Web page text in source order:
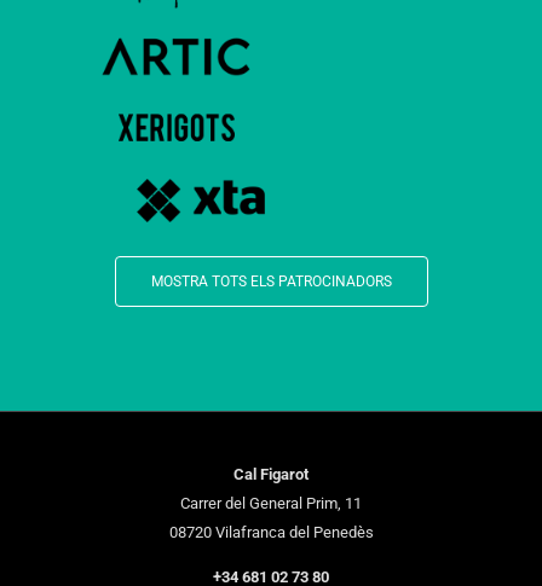
MOSTRA TOTS ELS PATROCINADORS
Cal Figarot
Carrer del General Prim, 11
08720 Vilafranca del Penedès
+34 681 02 73 80